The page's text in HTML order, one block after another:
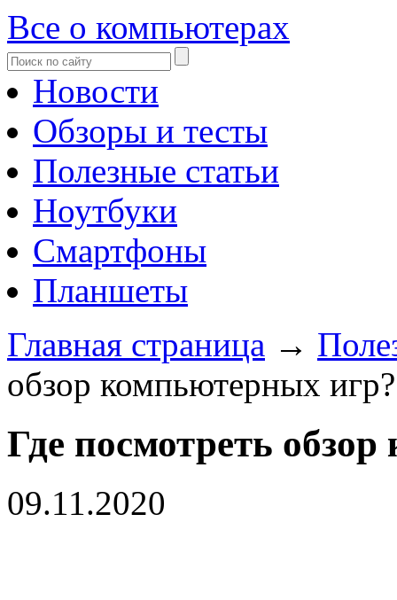
Все о компьютерах
Новости
Обзоры и тесты
Полезные статьи
Ноутбуки
Смартфоны
Планшеты
Главная страница →
обзор компьютерных игр?
Где посмотреть
09.11.2020